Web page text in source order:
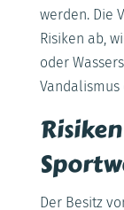
werden. Die
Risiken ab,
oder
Der Besitz